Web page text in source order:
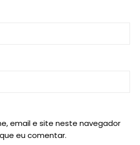
email e site neste navegador
eu comentar.